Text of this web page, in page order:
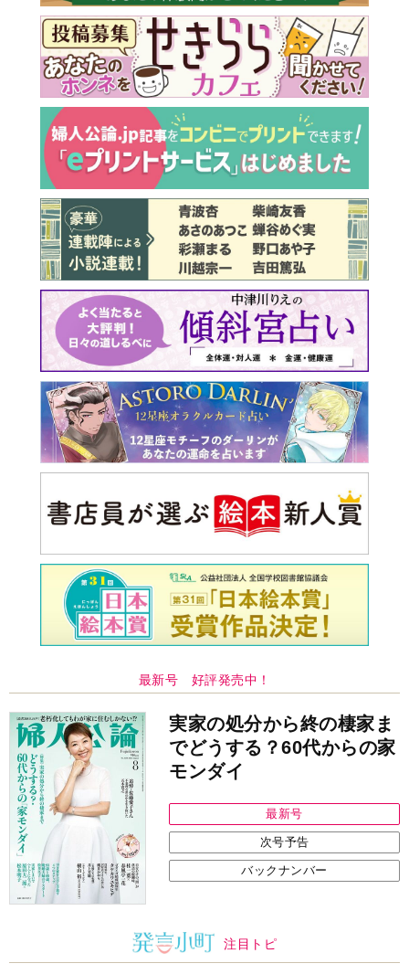
最新号 好評発売中！
実家の処分から終の棲家ま
でどうする？60代からの家
モンダイ
最新号
次号予告
バックナンバー
注目トピ